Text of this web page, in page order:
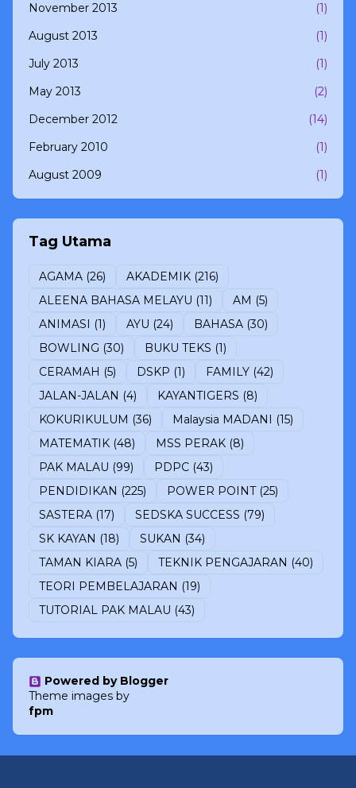
November 2013
(1)
August 2013
(1)
July 2013
(1)
May 2013
(2)
December 2012
(14)
February 2010
(1)
August 2009
(1)
Tag Utama
AGAMA (26) AKADEMIK (216)
ALEENA BAHASA MELAYU (11) AM (5)
ANIMASI (1) AYU (24) BAHASA (30)
BOWLING (30) BUKU TEKS (1)
CERAMAH (5) DSKP (1) FAMILY (42)
JALAN-JALAN (4) KAYANTIGERS (8)
KOKURIKULUM (36) Malaysia MADANI (15)
MATEMATIK (48) MSS PERAK (8)
PAK MALAU (99) PDPC (43)
PENDIDIKAN (225) POWER POINT (25)
SASTERA (17) SEDSKA SUCCESS (79)
SK KAYAN (18) SUKAN (34)
TAMAN KIARA (5) TEKNIK PENGAJARAN (40)
TEORI PEMBELAJARAN (19)
TUTORIAL PAK MALAU (43)
Powered by Blogger
Theme images by
fpm